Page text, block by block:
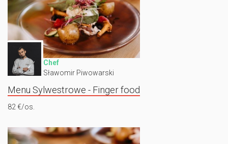
Chef
Sławomir Piwowarski
Menu Sylwestrowe - Finger food
82 €/os.